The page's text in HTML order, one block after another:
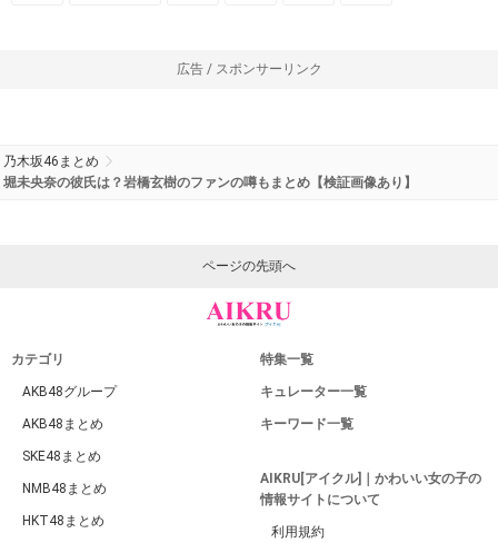
広告 / スポンサーリンク
乃木坂46まとめ
堀未央奈の彼氏は？岩橋玄樹のファンの噂もまとめ【検証画像あり】
ページの先頭へ
カテゴリ
AKB48グループ
AKB48まとめ
SKE48まとめ
NMB48まとめ
HKT48まとめ
特集一覧
キュレーター一覧
キーワード一覧
AIKRU[アイクル]｜かわいい女の子の
情報サイトについて
利用規約